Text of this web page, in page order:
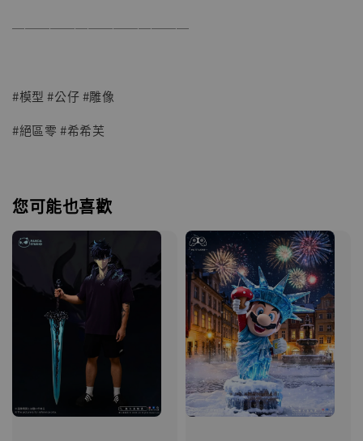
──────────────
#模型 #公仔 #雕像
#絕區零 #希希芙
您可能也喜歡